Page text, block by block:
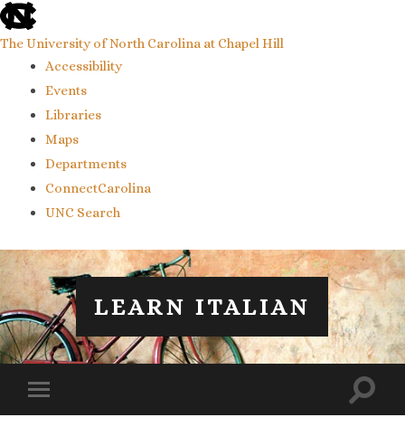
skip
to
the
utility
The University of North Carolina at Chapel Hill
Accessibility
Events
Libraries
Maps
Departments
ConnectCarolina
UNC Search
skip
to
main
LEARN ITALIAN
Toggle
mobile
Toggle